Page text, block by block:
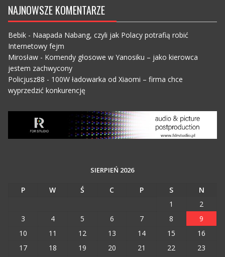
NAJNOWSZE KOMENTARZE
Bebik- Naapada Nabang, czyli jak Polacy potrafią robić
Internetowy fejm
Mirosław- Komendy głosowe w Yanosiku – jako kierowca
jestem zachwycony
Policjusz88 - 100W ładowarka od Xiaomi – firma chce
wyprzedzić konkurencję
SIERPIEŃ 2026
P W Ś C P S
N
1
2
3
4 5 6 7 8
9
10
11 12 13 14 15
16
17
18 19 20 21 22
23